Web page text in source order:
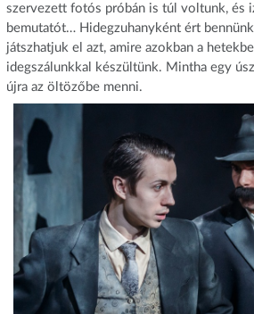
szervezett fotós próbán is túl voltunk, és
bemutatót… Hidegzuhanyként ért
játszhatjuk el azt, amire azokban a
idegszálunkkal készültünk. Mintha egy
újra az öltözőbe menni.